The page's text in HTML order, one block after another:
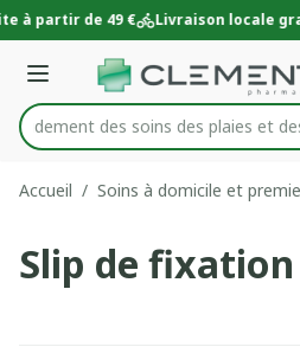
Aller au contenu
1 de 1
à partir de 49 € Livraison locale
Menu
Rechercher
rapidement des soins des plaies et
Accueil / Soins à domicile et
Slip de fixation